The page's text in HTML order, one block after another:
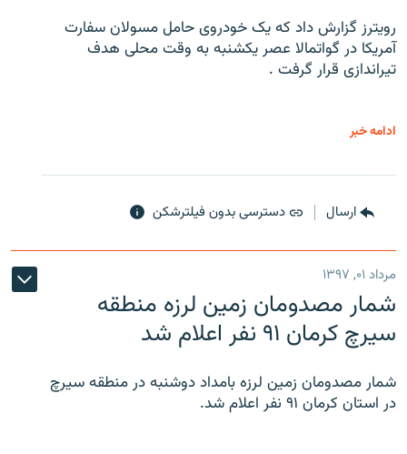
رویترز گزارش داد که یک خودروی حامل مسولان سفارت
آمریکا در گواتمالا عصر یکشنبه به وقت محلی هدف
تیراندازی قرار گرفت .
ادامه خبر
ارسال دسترسی بدون فیلترشکن
مرداد ۰۱, ۱۳۹۷
شمار مصدومان زمین لرزه منطقه
سیرچ کرمان ۹۱ نفر اعلام شد
شمار مصدومان زمین لرزه بامداد دوشنبه در منطقه سیرچ
در استان کرمان ۹۱ نفر اعلام شد.